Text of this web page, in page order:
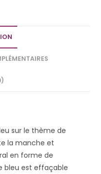
sur le thème de
la manche et
en forme de
bleu est effaçable